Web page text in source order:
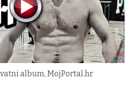
album, MojPortal.hr